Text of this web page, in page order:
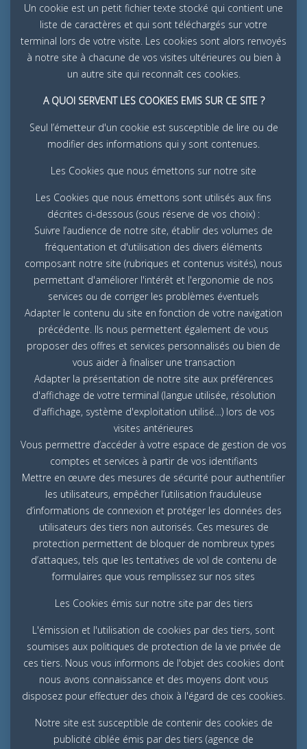
Un cookie est un petit fichier texte stocké qui contient une
liste de caractères et qui sont téléchargés sur votre
terminal lors de votre visite. Les cookies sont alors renvoyés
à notre site à chacune de vos visites ultérieures ou bien à
un autre site qui reconnaît ces cookies.
A QUOI SERVENT LES COOKIES EMIS SUR CE SITE ?
Seul l’émetteur d'un cookie est susceptible de lire ou de
modifier des informations qui y sont contenues.
Les Cookies que nous émettons sur notre site
Les Cookies que nous émettons sont utilisés aux fins
décrites ci-dessous (sous réserve de vos choix) :
Suivre l’audience de notre site, établir des volumes de
fréquentation et d'utilisation des divers éléments
composant notre site (rubriques et contenus visités), nous
permettant d'améliorer l'intérêt et l'ergonomie de nos
services ou de corriger les problèmes éventuels
Adapter le contenu du site en fonction de votre navigation
précédente. Ils nous permettent également de vous
proposer des offres et services personnalisés ou bien de
vous aider à finaliser une transaction
Adapter la présentation de notre site aux préférences
d'affichage de votre terminal (langue utilisée, résolution
d'affichage, système d'exploitation utilisé…) lors de vos
visites antérieures
Vous permettre d’accéder à votre espace de gestion de vos
comptes et services à partir de vos identifiants
Mettre en œuvre des mesures de sécurité pour authentifier
les utilisateurs, empêcher l’utilisation frauduleuse
d’informations de connexion et protéger les données des
utilisateurs des tiers non autorisés. Ces mesures de
protection permettent de bloquer de nombreux types
d’attaques, tels que les tentatives de vol de contenu de
formulaires que vous remplissez sur nos sites
Les Cookies émis sur notre site par des tiers
L'émission et l'utilisation de cookies par des tiers, sont
soumises aux politiques de protection de la vie privée de
ces tiers. Nous vous informons de l'objet des cookies dont
nous avons connaissance et des moyens dont vous
disposez pour effectuer des choix à l'égard de ces cookies.
Notre site est susceptible de contenir des cookies de
publicité ciblée émis par des tiers (agence de